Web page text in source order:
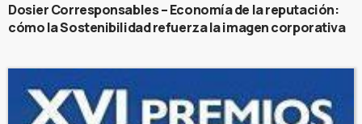
Dosier Corresponsables – Economía de la reputación:
cómo la Sostenibilidad refuerza la imagen corporativa